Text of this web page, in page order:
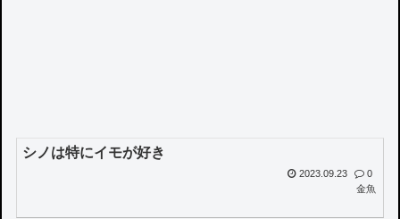
シノは特にイモが好き
2023.09.23
0
金魚